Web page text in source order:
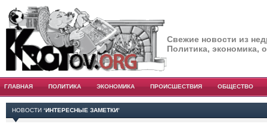
Свежие новости из
Политика, экономика,
ГЛАВНАЯ ПОЛИТИКА ЭКОНОМИКА ПРОИСШЕСТВИЯ ОБЩЕСТВО
НОВОСТИ ‘ИНТЕРЕСНЫЕ ЗАМЕТКИ’